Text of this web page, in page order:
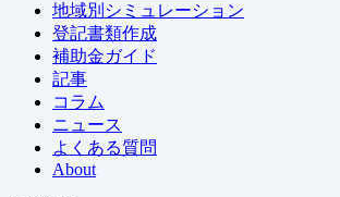
地域別シミュレーション
登記書類作成
補助金ガイド
記事
コラム
ニュース
よくある質問
About